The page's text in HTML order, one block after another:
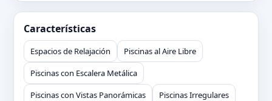
Características
Espacios de Relajación
Piscinas al Aire Libre
Piscinas con Escalera Metálica
Piscinas con Vistas Panorámicas
Piscinas Irregulares